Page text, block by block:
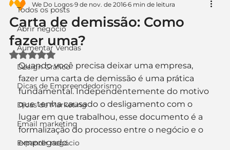
Todos os posts
Abrir negócio
Aumentar Vendas
Design Gráfico
Dicas de Empreendedorismo
Dicas de Marketing
Email marketing
Expandir negócio
Carta de demissão: Como
fazer uma?
We Do Logos 9 de nov. de 2016 6 min de leitura
Avaliado com NaN de 5 estrelas.
Quando você precisa deixar uma empresa,
fazer uma carta de demissão é uma prática
fundamental. Independentemente do motivo
que tenha causado o desligamento com o
lugar em que trabalhou, esse documento é a
formalização do processo entre o negócio e o
empregado.